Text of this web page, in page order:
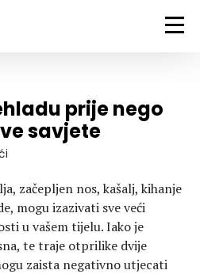
prije nego
savjete
začepljen nos, kašalj, kihanje
mogu izazivati sve veći
u vašem tijelu. Iako je
te traje otprilike dvije
zaista negativno utjecati